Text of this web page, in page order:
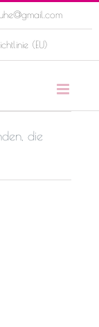
(EU)
die